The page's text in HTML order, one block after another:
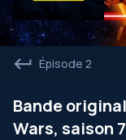
Épisode 2
Bande
Wars, saison